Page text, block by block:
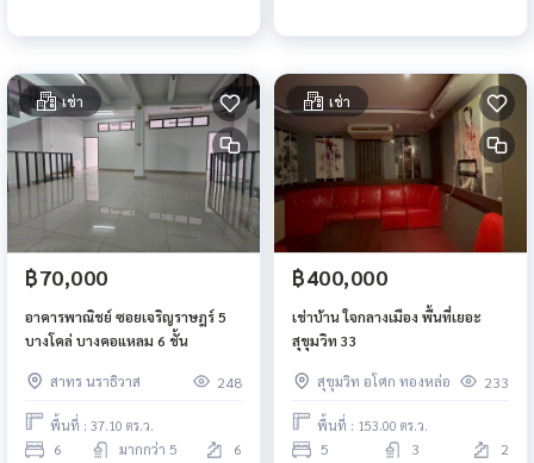
เช่า
฿70,000
อาคารพาณิชย์ ซอยเจริญราษฎร์ 5
บางโคล่ บางคอแหลม 6 ชั้น
สาทร นราธิวาส 248
พื้นที่ : 37.10 ตร.ว.
6 มากกว่า 5 6
เช่า
฿400,000
เช่าบ้าน ใจกลางเมือง พื้นที่เยอะ
สุขุมวิท 33
สุขุมวิท อโศก ทองหล่อ 233
พื้นที่ : 153.00 ตร.ว.
5 3 2